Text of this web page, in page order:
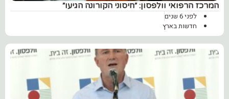
המרכז הרפואי וולפסון: ״חיסוני הקורונה הגיעו״
לפני 6 שנים
חדשות בארץ